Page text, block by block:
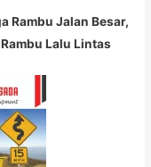
Rambu Jalan Besar,
Lalu Lintas